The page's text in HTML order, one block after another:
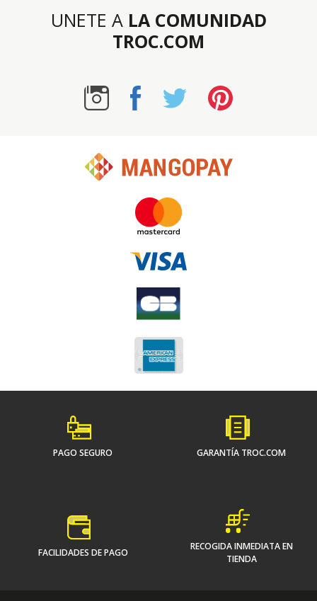
UNETE A LA COMUNIDAD
TROC.COM
PAGO SEGURO GARANTÍA TROC.COM
FACILIDADES DE PAGO
RECOGIDA INMEDIATA EN
TIENDA